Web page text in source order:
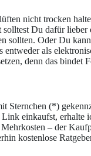
nicht trocken
Du dafür
sollten. Oder Du
als
denn das bindet
Sternchen (*)
einkaufst,
– der
kostenlose